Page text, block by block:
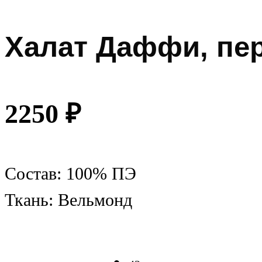
Халат Даффи,
2250 ₽
Состав: 100% ПЭ
Ткань: Вельмонд